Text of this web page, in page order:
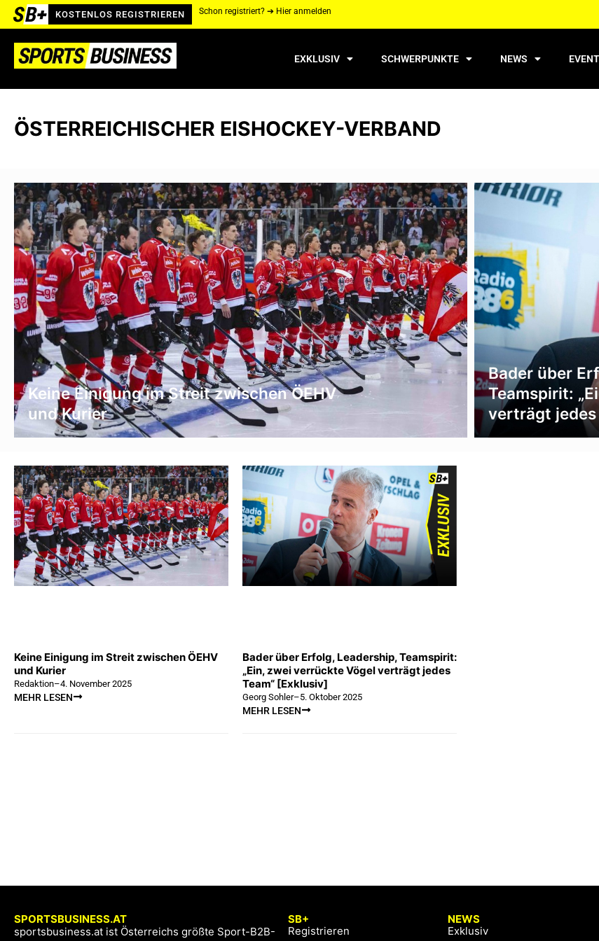
KOSTENLOS REGISTRIEREN Schon registriert? ➔ Hier anmelden
EXKLUSIV SCHWERPUNKTE NEWS
ÖSTERREICHISCHER EISHOCKEY-VERBAND
Keine Einigung im Streit zwischen ÖEHV
und Kurier
Bader über
Teamspirit:
verträgt jedes
Keine Einigung im Streit zwischen ÖEHV
und Kurier
Redaktion–4. November 2025
MEHR LESEN
Bader über Erfolg, Leadership, Teamspirit:
„Ein, zwei verrückte Vögel verträgt jedes
Team“ [Exklusiv]
Georg Sohler–5. Oktober 2025
MEHR LESEN
SPORTSBUSINESS.AT
sportsbusiness.at ist Österreichs größte Sport-B2B-
SB+
Registrieren
NEWS
Exklusiv